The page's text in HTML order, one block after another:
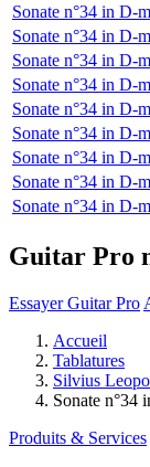
Sonate n°34 in D-
Sonate n°34 in D-
Sonate n°34 in D-
Sonate n°34 in D-
Sonate n°34 in D-
Sonate n°34 in D-
Sonate n°34 in D-
Sonate n°34 in D-
Sonate n°34 in D-
Guitar Pro
Essayer Guitar Pro
Accueil
Tablatures
Silvius
Sonate
Produits & Services